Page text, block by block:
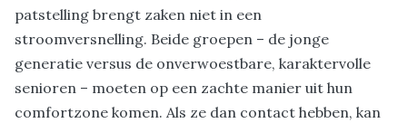
patstelling brengt zaken niet in een
stroomversnelling. Beide groepen – de jonge
generatie versus de onverwoestbare, karaktervolle
senioren – moeten op een zachte manier uit hun
comfortzone komen. Als ze dan contact hebben, kan